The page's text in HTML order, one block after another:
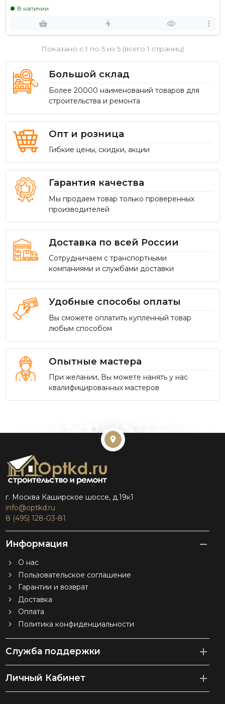
В наличии
Показано с 1 по 5 из 5 (всего 1 страниц)
Большой склад
Более 20000 наименований товаров для
строительства и ремонта
Опт и розница
Гибкие цены, скидки, акции
Гарантия качества
Мы продаем товар только проверенных
производителей
Доставка по всей России
Сотрудничаем с транспортными
компаниями и службами доставки
Удобные способы оплаты
Вы сможете оплатить купленный товар
любым способом
Опытные мастера
При желании, Вы можете нанять у нас
квалифицированных мастеров
г. Москва Каширское шоссе, д.19к1
info@optkd.ru
8 (495) 128-03-81
Информация
О нас
Пользовательское соглашение
Гарантии и возврат
Доставка
Оплата
Политика конфиденциальности
Служба поддержки
Личный Кабинет